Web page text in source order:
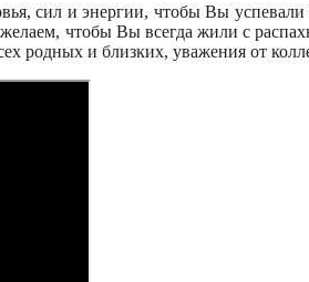
сил и энергии, чтобы Вы успевали
чтобы Вы всегда жили с
родных и близких, уважения от